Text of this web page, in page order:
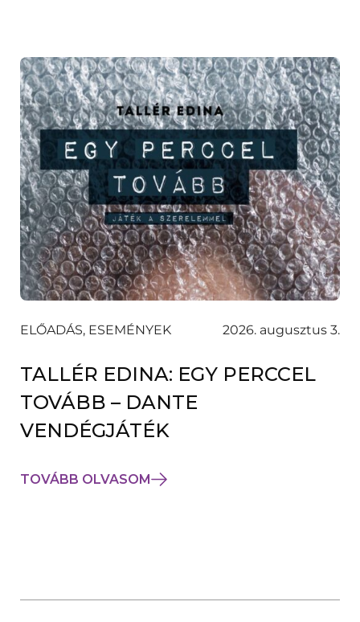
ELŐADÁS, ESEMÉNYEK 2026. augusztus 3.
TALLÉR EDINA: EGY PERCCEL
TOVÁBB – DANTE
VENDÉGJÁTÉK
TOVÁBB OLVASOM